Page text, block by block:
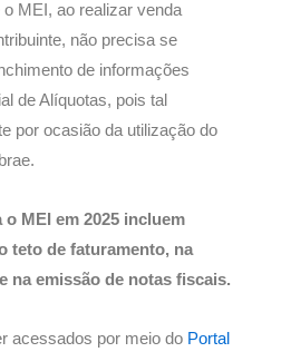
MEI, ao realizar venda
não precisa se
de informações
de Alíquotas, pois tal
por ocasião da utilização do
MEI em 2025 incluem
teto de faturamento, na
na emissão de notas fiscais.
acessados por meio do Portal